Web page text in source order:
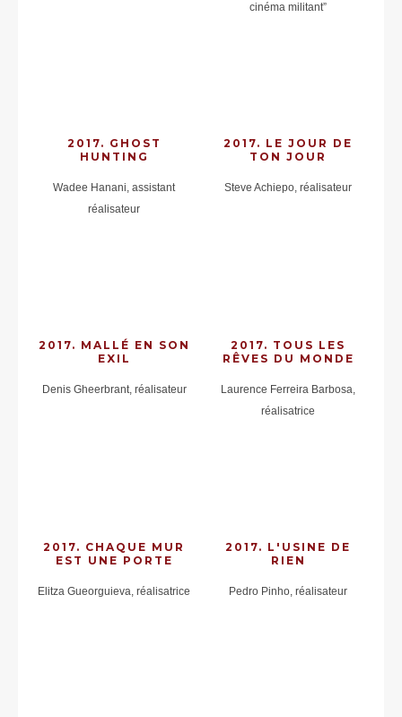
cinéma militant”
2017. GHOST
HUNTING
Wadee Hanani, assistant
réalisateur
2017. LE JOUR DE
TON JOUR
Steve Achiepo, réalisateur
2017. MALLÉ EN SON
EXIL
Denis Gheerbrant, réalisateur
2017. TOUS LES
RÊVES DU MONDE
Laurence Ferreira Barbosa,
réalisatrice
2017. CHAQUE MUR
EST UNE PORTE
Elitza Gueorguieva, réalisatrice
2017. L'USINE DE
RIEN
Pedro Pinho, réalisateur